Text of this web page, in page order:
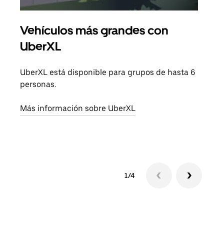
Vehículos más grandes con
UberXL
UberXL está disponible para grupos de hasta 6
personas.
Más información sobre UberXL
1/4